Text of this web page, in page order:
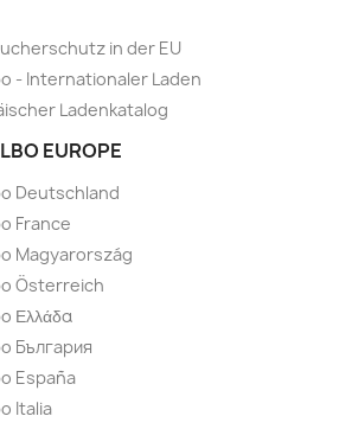
in der EU
- Internationaler Laden
Ladenkatalog
EUROPE
Deutschland
France
Magyarország
Österreich
Ελλάδα
България
España
Italia